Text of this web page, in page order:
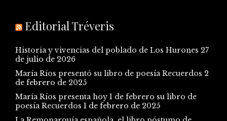
Editorial Tréveris
Historia y vivencias del poblado de Los Hurones 27
de julio de 2026
María Ríos presentó su libro de poesía Recuerdos 2
de febrero de 2025
María Ríos presenta hoy 1 de febrero su libro de
poesía Recuerdos 1 de febrero de 2025